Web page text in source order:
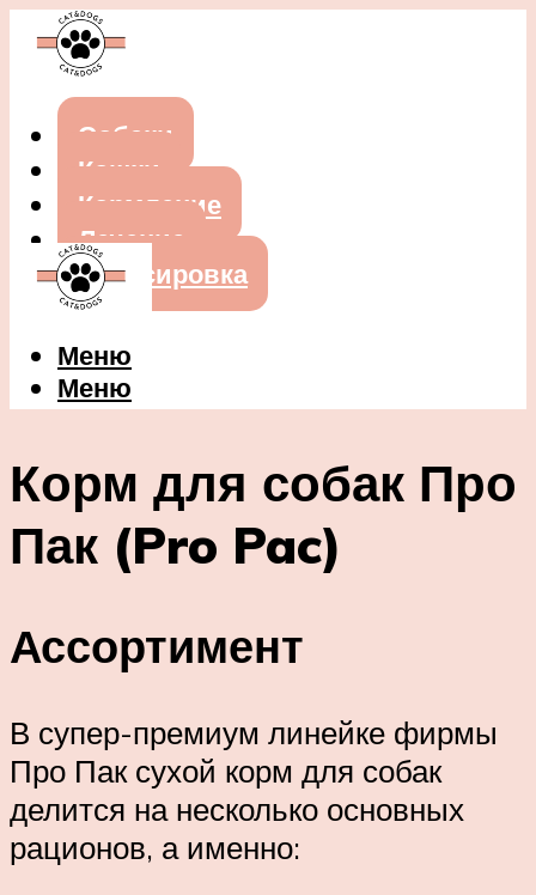
Собаки
Кошки
Кормление
Лечение
Дрессировка
Меню
Меню
Корм для собак Про
Пак (Pro Pac)
Ассортимент
В супер-премиум линейке фирмы
Про Пак сухой корм для собак
делится на несколько основных
рационов, а именно: